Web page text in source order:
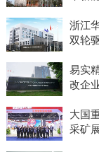
浙江
双轮
易实
改企
大国
采矿